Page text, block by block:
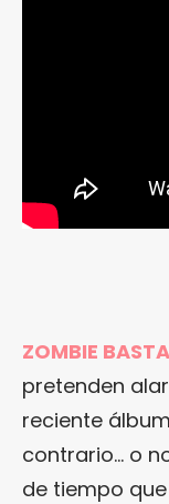
ZOMBIE
pretenden
reciente
contrario… o
de tiempo